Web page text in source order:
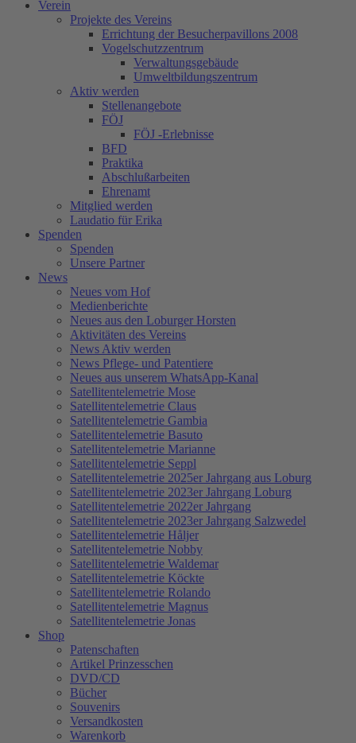
Verein
Projekte des Vereins
Errichtung der Besucherpavillons 2008
Vogelschutzzentrum
Verwaltungsgebäude
Umweltbildungszentrum
Aktiv werden
Stellenangebote
FÖJ
FÖJ -Erlebnisse
BFD
Praktika
Abschlußarbeiten
Ehrenamt
Mitglied werden
Laudatio für Erika
Spenden
Spenden
Unsere Partner
News
Neues vom Hof
Medienberichte
Neues aus den Loburger Horsten
Aktivitäten des Vereins
News Aktiv werden
News Pflege- und Patentiere
Neues aus unserem WhatsApp-Kanal
Satellitentelemetrie Mose
Satellitentelemetrie Claus
Satellitentelemetrie Gambia
Satellitentelemetrie Basuto
Satellitentelemetrie Marianne
Satellitentelemetrie Seppl
Satellitentelemetrie 2025er Jahrgang aus Loburg
Satellitentelemetrie 2023er Jahrgang Loburg
Satellitentelemetrie 2022er Jahrgang
Satellitentelemetrie 2023er Jahrgang Salzwedel
Satellitentelemetrie Håljer
Satellitentelemetrie Nobby
Satellitentelemetrie Waldemar
Satellitentelemetrie Köckte
Satellitentelemetrie Rolando
Satellitentelemetrie Magnus
Satellitentelemetrie Jonas
Shop
Patenschaften
Artikel Prinzesschen
DVD/CD
Bücher
Souvenirs
Versandkosten
Warenkorb